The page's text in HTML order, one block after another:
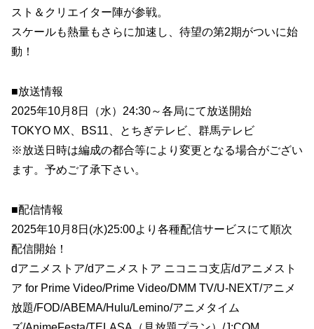
スト＆クリエイター陣が参戦。
スケールも熱量もさらに加速し、待望の第2期がついに始
動！
■放送情報
2025年10月8日（水）24:30～各局にて放送開始
TOKYO MX、BS11、とちぎテレビ、群馬テレビ
※放送日時は編成の都合等により変更となる場合がござい
ます。予めご了承下さい。
■配信情報
2025年10月8日(水)25:00より各種配信サービスにて順次
配信開始！
dアニメストア/dアニメストア ニコニコ支店/dアニメスト
ア for Prime Video/Prime Video/DMM TV/U-NEXT/アニメ
放題/FOD/ABEMA/Hulu/Lemino/アニメタイム